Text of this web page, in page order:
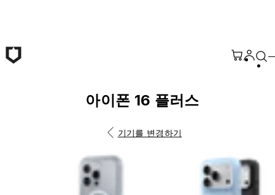
아이폰 16 플러스
기기를 변경하기